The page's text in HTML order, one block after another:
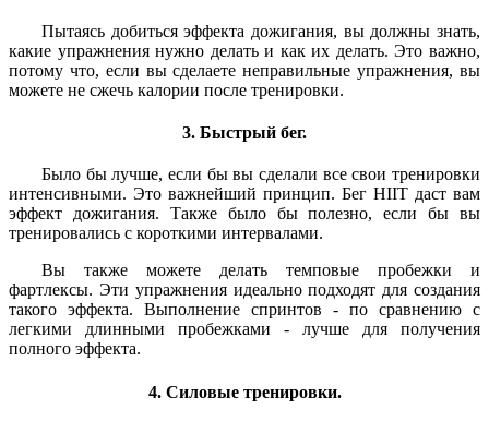
Пытаясь добиться эффекта дожигания, вы должны знать,
какие упражнения нужно делать и как их делать. Это важно,
потому что, если вы сделаете неправильные упражнения, вы
можете не сжечь калории после тренировки.
3. Быстрый бег.
Было бы лучше, если бы вы сделали все свои тренировки
интенсивными. Это важнейший принцип. Бег HIIT даст вам
эффект дожигания. Также было бы полезно, если бы вы
тренировались с короткими интервалами.
Вы также можете делать темповые пробежки и
фартлексы. Эти упражнения идеально подходят для создания
такого эффекта. Выполнение спринтов - по сравнению с
легкими длинными пробежками - лучше для получения
полного эффекта.
4. Силовые тренировки.